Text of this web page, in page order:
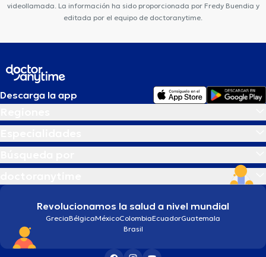
videollamada. La información ha sido proporcionada por Fredy Buendia y
editada por el equipo de doctoranytime.
Descarga la app
Revolucionamos la salud a nivel mundial
GreciaBélgicaMéxicoColombiaEcuadorGuatemala
Brasil